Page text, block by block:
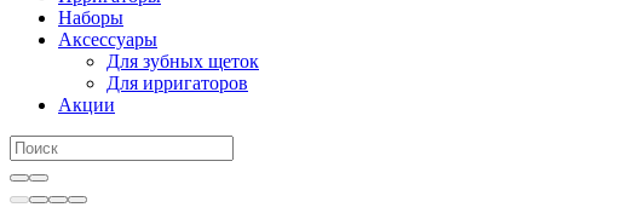
Наборы
Аксессуары
Для зубных щеток
Для ирригаторов
Акции